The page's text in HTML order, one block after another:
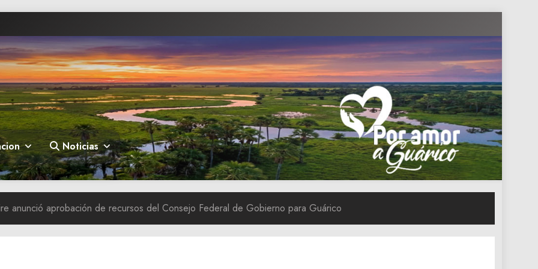
Noticias
anunció aprobación de recursos del Consejo Federal de Gobierno para Guárico